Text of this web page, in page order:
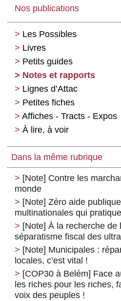
Nos publications
Les Possibles
Livres
Petits guides
Notes et rapports
Lignes d’Attac
Petites fiches
Affiches - Tracts - Expos
À lire, à voir
Dans la même rubrique
[Note] Contre les
monde
[Note] Zéro aide
multinationales qui
[Note] À la recherche de
séparatisme fiscal des
[Note] Municipales :
locales, c’est vital !
[COP30 à Belém] Face
les riches pour les riches,
voix des peuples !